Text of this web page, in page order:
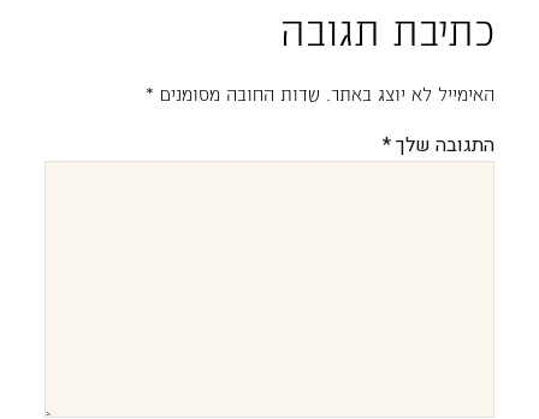
כתיבת תגובה
האימייל לא יוצג באתר. שדות החובה מסומנים *
התגובה שלך*